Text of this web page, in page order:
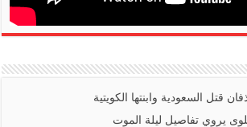
قتل السعودية وابنتها الكويتية
يروي تفاصيل ليلة الموت